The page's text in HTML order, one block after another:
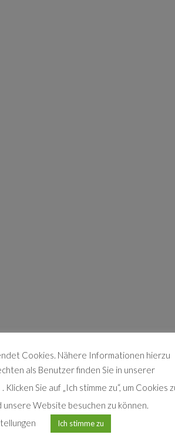
Cookies. Nähere Informationen hierzu
als Benutzer finden Sie in unserer
. Klicken Sie auf „Ich stimme zu“, um Cookies
unsere Website besuchen zu können.
Ich stimme zu